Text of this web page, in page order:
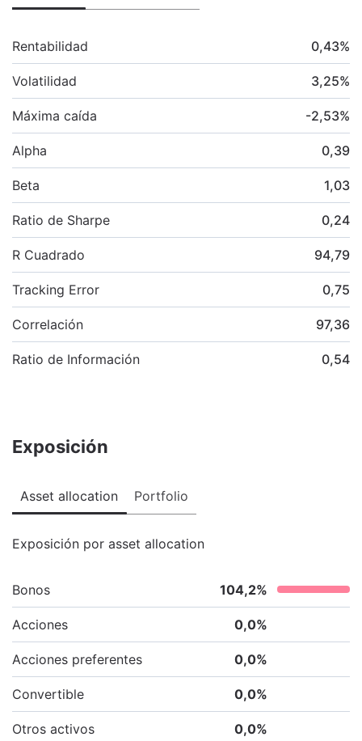
Rentabilidad 0,43%
Volatilidad 3,25%
Máxima caída -2,53%
Alpha 0,39
Beta 1,03
Ratio de Sharpe 0,24
R Cuadrado 94,79
Tracking Error 0,75
Correlación 97,36
Ratio de Información 0,54
Exposición
Asset allocation Portfolio
Exposición por asset allocation
Bonos 104,2%
Acciones 0,0%
Acciones preferentes 0,0%
Convertible 0,0%
Otros activos 0,0%